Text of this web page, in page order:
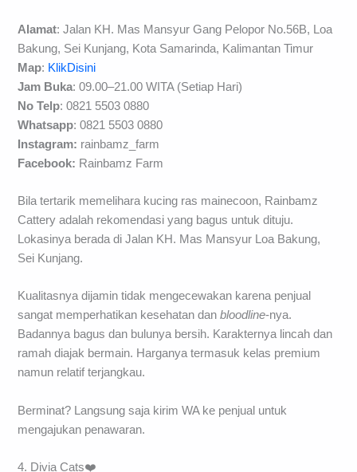
Alamat: Jalan KH. Mas Mansyur Gang Pelopor No.56B, Loa
Bakung, Sei Kunjang, Kota Samarinda, Kalimantan Timur
Map: KlikDisini
Jam Buka: 09.00–21.00 WITA (Setiap Hari)
No Telp: 0821 5503 0880
Whatsapp: 0821 5503 0880
Instagram: rainbamz_farm
Facebook: Rainbamz Farm
Bila tertarik memelihara kucing ras mainecoon, Rainbamz
Cattery adalah rekomendasi yang bagus untuk dituju.
Lokasinya berada di Jalan KH. Mas Mansyur Loa Bakung,
Sei Kunjang.
Kualitasnya dijamin tidak mengecewakan karena penjual
sangat memperhatikan kesehatan danbloodline-nya.
Badannya bagus dan bulunya bersih. Karakternya lincah dan
ramah diajak bermain. Harganya termasuk kelas premium
namun relatif terjangkau.
Berminat? Langsung saja kirim WA ke penjual untuk
mengajukan penawaran.
4. Divia Cats❤️